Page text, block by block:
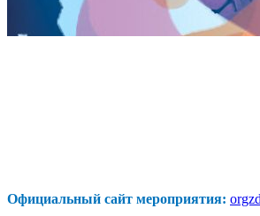
Официальный сайт мероприятия: